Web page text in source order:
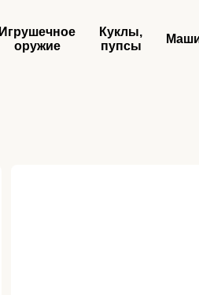
Игрушечное
оружие
Куклы,
пупсы